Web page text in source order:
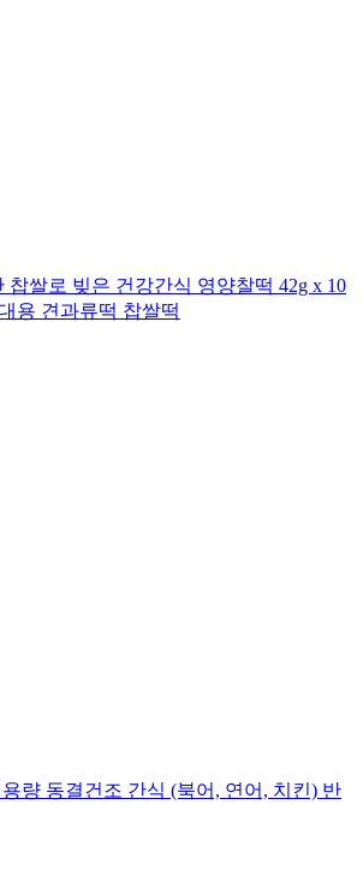
찹쌀로 빚은 건강간식 영양찰떡 42g x 10
용 견과류떡 찹쌀떡
량 동결건조 간식 (북어, 연어, 치킨) 반